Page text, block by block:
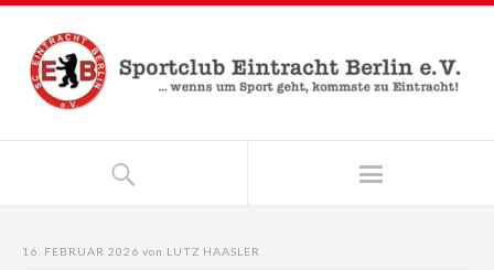
16. FEBRUAR 2026 von LUTZ HAASLER